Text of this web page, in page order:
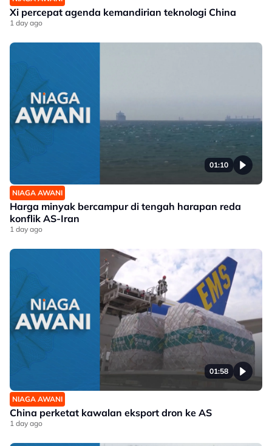
Xi percepat agenda kemandirian teknologi China
1 day ago
01:10
NIAGA AWANI
Harga minyak bercampur di tengah harapan reda
konflik AS-Iran
1 day ago
01:58
NIAGA AWANI
China perketat kawalan eksport dron ke AS
1 day ago